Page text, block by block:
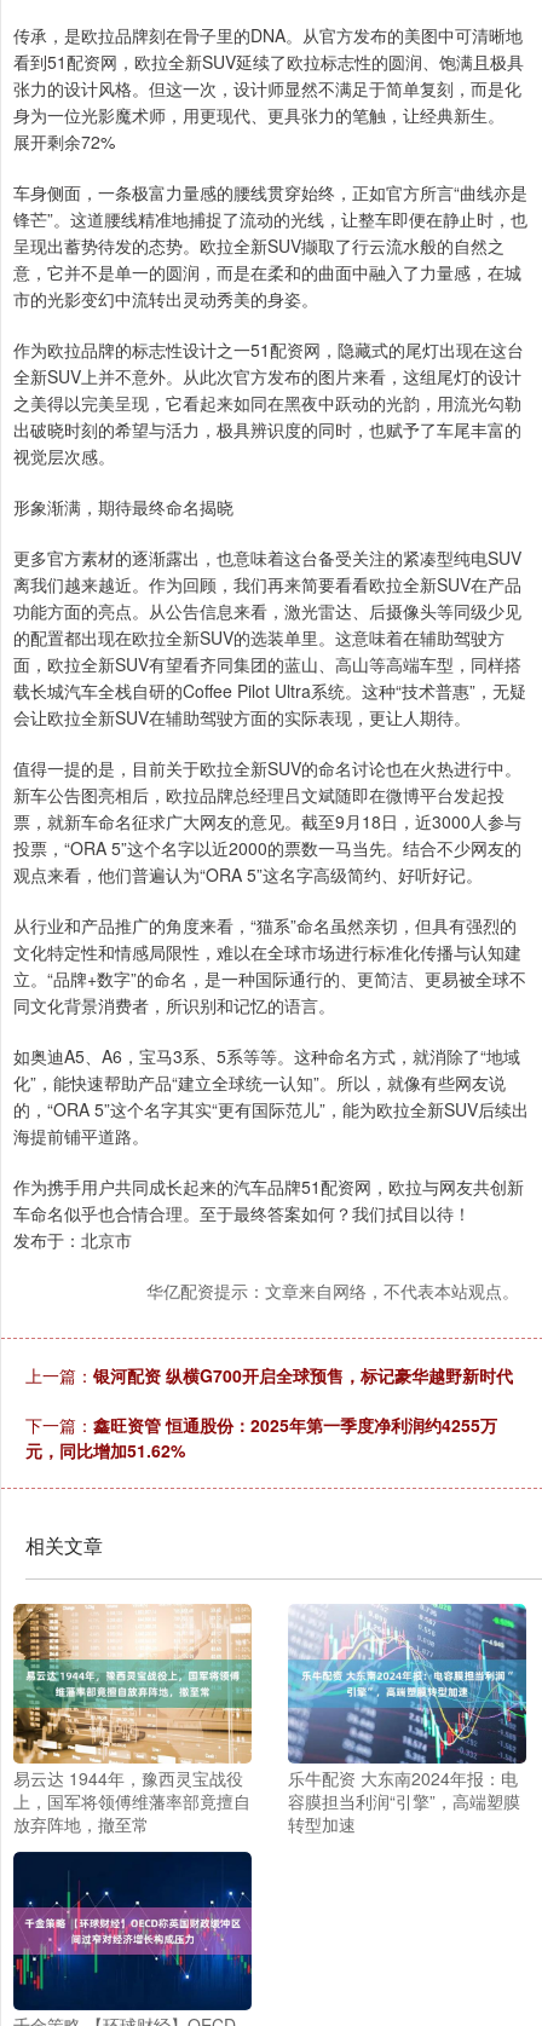
传承，是欧拉品牌刻在骨子里的DNA。从官方发布的美图中可清晰地
看到51配资网，欧拉全新SUV延续了欧拉标志性的圆润、饱满且极具
张力的设计风格。但这一次，设计师显然不满足于简单复刻，而是化
身为一位光影魔术师，用更现代、更具张力的笔触，让经典新生。
展开剩余72%
车身侧面，一条极富力量感的腰线贯穿始终，正如官方所言“曲线亦是
锋芒”。这道腰线精准地捕捉了流动的光线，让整车即便在静止时，也
呈现出蓄势待发的态势。欧拉全新SUV撷取了行云流水般的自然之
意，它并不是单一的圆润，而是在柔和的曲面中融入了力量感，在城
市的光影变幻中流转出灵动秀美的身姿。
作为欧拉品牌的标志性设计之一51配资网，隐藏式的尾灯出现在这台
全新SUV上并不意外。从此次官方发布的图片来看，这组尾灯的设计
之美得以完美呈现，它看起来如同在黑夜中跃动的光韵，用流光勾勒
出破晓时刻的希望与活力，极具辨识度的同时，也赋予了车尾丰富的
视觉层次感。
形象渐满，期待最终命名揭晓
更多官方素材的逐渐露出，也意味着这台备受关注的紧凑型纯电SUV
离我们越来越近。作为回顾，我们再来简要看看欧拉全新SUV在产品
功能方面的亮点。从公告信息来看，激光雷达、后摄像头等同级少见
的配置都出现在欧拉全新SUV的选装单里。这意味着在辅助驾驶方
面，欧拉全新SUV有望看齐同集团的蓝山、高山等高端车型，同样搭
载长城汽车全栈自研的Coffee Pilot Ultra系统。这种“技术普惠”，无疑
会让欧拉全新SUV在辅助驾驶方面的实际表现，更让人期待。
值得一提的是，目前关于欧拉全新SUV的命名讨论也在火热进行中。
新车公告图亮相后，欧拉品牌总经理吕文斌随即在微博平台发起投
票，就新车命名征求广大网友的意见。截至9月18日，近3000人参与
投票，“ORA 5”这个名字以近2000的票数一马当先。结合不少网友的
观点来看，他们普遍认为“ORA 5”这名字高级简约、好听好记。
从行业和产品推广的角度来看，“猫系”命名虽然亲切，但具有强烈的
文化特定性和情感局限性，难以在全球市场进行标准化传播与认知建
立。“品牌+数字”的命名，是一种国际通行的、更简洁、更易被全球不
同文化背景消费者，所识别和记忆的语言。
如奥迪A5、A6，宝马3系、5系等等。这种命名方式，就消除了“地域
化”，能快速帮助产品“建立全球统一认知”。所以，就像有些网友说
的，“ORA 5”这个名字其实“更有国际范儿”，能为欧拉全新SUV后续出
海提前铺平道路。
作为携手用户共同成长起来的汽车品牌51配资网，欧拉与网友共创新
车命名似乎也合情合理。至于最终答案如何？我们拭目以待！
发布于：北京市
华亿配资提示：文章来自网络，不代表本站观点。
上一篇： 银河配资 纵横G700开启全球预售，标记豪华越野新时代
下一篇： 鑫旺资管 恒通股份：2025年第一季度净利润约4255万
元，同比增加51.62%
相关文章
易云达 1944年，豫西灵宝战役
上，国军将领傅维藩率部竟擅自
放弃阵地，撤至常
乐牛配资 大东南2024年报：电
容膜担当利润“引擎”，高端塑膜
转型加速